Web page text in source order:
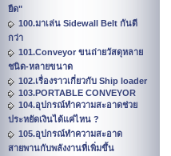
ยืด"
100.มาเล่น Sidewall Belt กันดี
กว่า
101.Conveyor ขนถ่ายวัสดุหลาย
ชนิด-หลายขนาด
102.เรื่องราวเกี่ยวกับ Ship loader
103.PORTABLE CONVEYOR
104.อุปกรณ์ทำความสะอาดช่วย
ประหยัดเงินได้แค่ไหน ?
105.อุปกรณ์ทำความสะอาด
สายพานกับพลังงานที่เพิ่มขึ้น